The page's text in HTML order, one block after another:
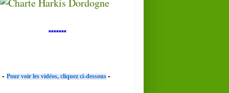
*******
- Pour voir les vidéos, cliquez ci-dessous -